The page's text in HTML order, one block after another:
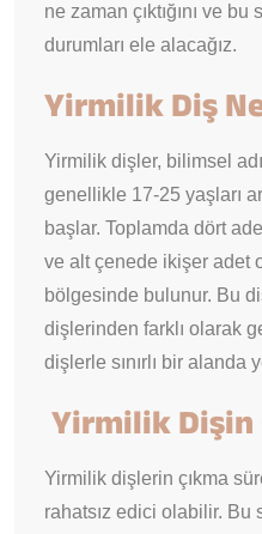
ne zaman çıktığını ve
durumları ele alacağız.
Yirmilik Diş
Yirmilik dişler, bilimsel
genellikle 17-25 yaşları
başlar. Toplamda dört
ve alt çenede ikişer adet
bölgesinde bulunur. Bu
dişlerinden farklı olarak
dişlerle sınırlı bir alanda
Yirmilik Dişin
Yirmilik dişlerin çıkma
rahatsız edici olabilir. Bu